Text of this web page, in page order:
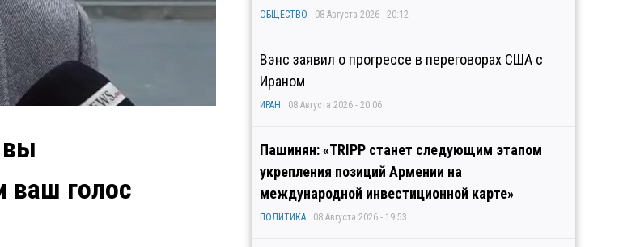
вы
ваш голос
ОБЩЕСТВО 08 Августа 2026 - 20:12
Вэнс заявил о прогрессе в переговорах США с
Ираном
ИРАН 08 Августа 2026 - 20:06
Пашинян: «TRIPP станет следующим этапом
укрепления позиций Армении на
международной инвестиционной карте»
ПОЛИТИКА 08 Августа 2026 - 19:53